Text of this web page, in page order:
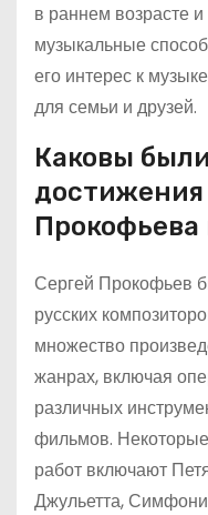
в раннем возрасте
музыкальные
его интерес к
для семьи и друзей.
Каковы
достижения
Прокофьева
Сергей Прокофьев
русских
множество
жанрах, включая
различных
фильмов.
работ включают
Джульетта,